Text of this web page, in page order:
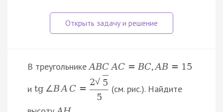
В треугольникеABC AC = BC,AB = 15
и tg ∠BA C =
2√ 5
5
(см. рис.). Найдите